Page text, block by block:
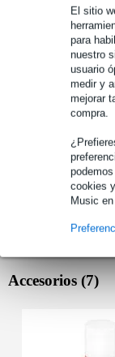
El sitio
para
nuestro
usuario
medir y
mejorar
compra.
cookies
Music
Especificaciones
Véase también
Accesorios (7)